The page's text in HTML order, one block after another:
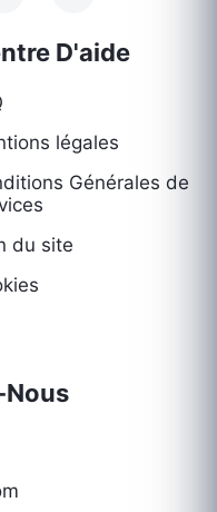
D'aide
légales
Générales de
du site